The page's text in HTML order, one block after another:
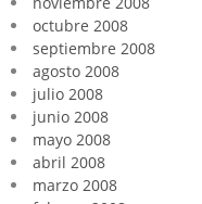
octubre 2008
septiembre 2008
agosto 2008
julio 2008
junio 2008
mayo 2008
abril 2008
marzo 2008